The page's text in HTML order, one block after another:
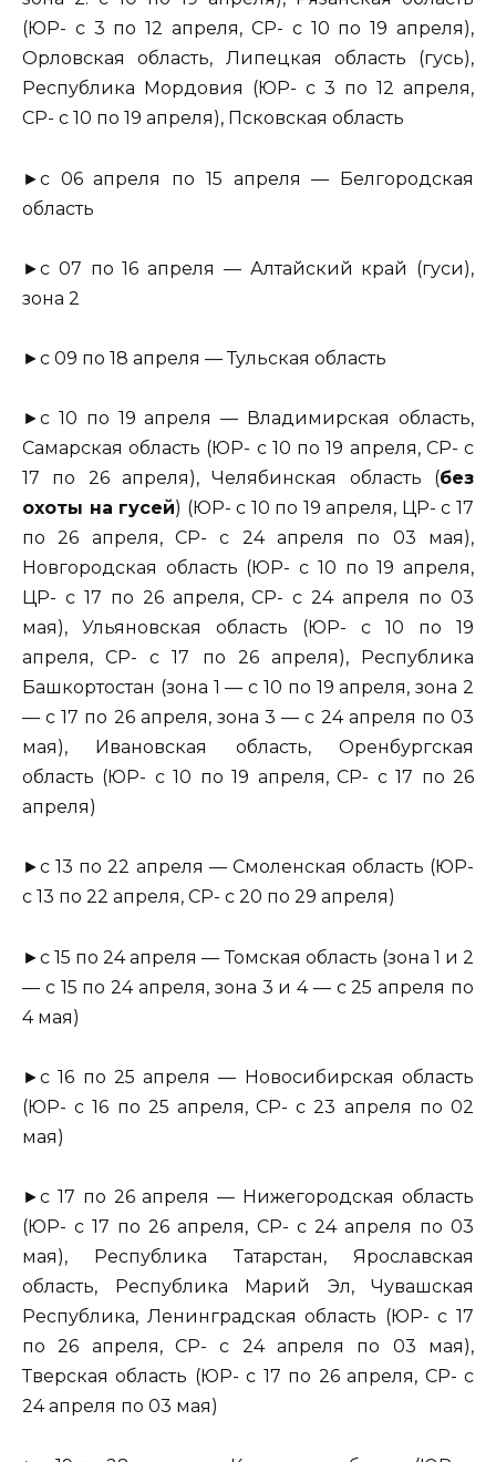
(ЮР- с 3 по 12 апреля, СР- с 10 по 19 апреля),
Орловская область, Липецкая область (гусь),
Республика Мордовия (ЮР- с 3 по 12 апреля,
СР- с 10 по 19 апреля), Псковская область
►с 06 апреля по 15 апреля — Белгородская
область
►с 07 по 16 апреля — Алтайский край (гуси),
зона 2
►с 09 по 18 апреля — Тульская область
►с 10 по 19 апреля — Владимирская область,
Самарская область (ЮР- с 10 по 19 апреля, СР- с
17 по 26 апреля), Челябинская область (без
охоты на гусей) (ЮР- с 10 по 19 апреля, ЦР- с 17
по 26 апреля, СР- с 24 апреля по 03 мая),
Новгородская область (ЮР- с 10 по 19 апреля,
ЦР- с 17 по 26 апреля, СР- с 24 апреля по 03
мая), Ульяновская область (ЮР- с 10 по 19
апреля, СР- с 17 по 26 апреля), Республика
Башкортостан (зона 1 — с 10 по 19 апреля, зона 2
— с 17 по 26 апреля, зона 3 — с 24 апреля по 03
мая), Ивановская область, Оренбургская
область (ЮР- с 10 по 19 апреля, СР- с 17 по 26
апреля)
►с 13 по 22 апреля — Смоленская область (ЮР-
с 13 по 22 апреля, СР- с 20 по 29 апреля)
►с 15 по 24 апреля — Томская область (зона 1 и 2
— с 15 по 24 апреля, зона 3 и 4 — с 25 апреля по
4 мая)
►с 16 по 25 апреля — Новосибирская область
(ЮР- с 16 по 25 апреля, СР- с 23 апреля по 02
мая)
►с 17 по 26 апреля — Нижегородская область
(ЮР- с 17 по 26 апреля, СР- с 24 апреля по 03
мая), Республика Татарстан, Ярославская
область, Республика Марий Эл, Чувашская
Республика, Ленинградская область (ЮР- с 17
по 26 апреля, СР- с 24 апреля по 03 мая),
Тверская область (ЮР- с 17 по 26 апреля, СР- с
24 апреля по 03 мая)